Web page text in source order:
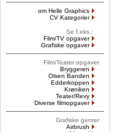
om Helle Graphics
CV Kategorier
Se f.eks.:
Film/TV opgaver
Grafiske opgaver
Film/Teater opgaver
Bryggeren
Olsen Banden
Edderkoppen
Krøniken
Teater/Revy
Diverse filmopgaver
Grafiske genrer
Airbrush